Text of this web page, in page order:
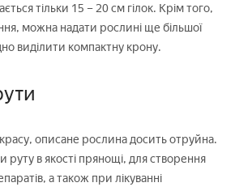
тільки 15 – 20 см гілок. Крім того,
можна надати рослині ще більшої
виділити компактну крону.
описане рослина досить отруйна.
в якості прянощі, для створення
а також при лікуванні